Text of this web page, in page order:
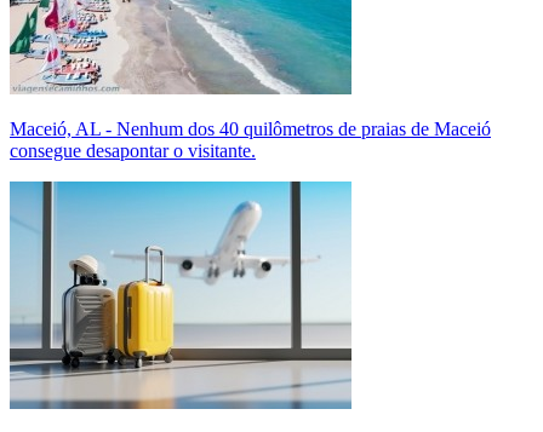
Maceió, AL - Nenhum dos 40 quilômetros de praias de Maceió
consegue desapontar o visitante.